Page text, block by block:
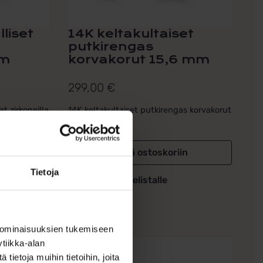
Tietoja
tukemiseen
alan
tietoja muihin tietoihin, joita
zirkoneilla
14K keltakultaiset
putkirengas
korvakorut 15,6 mm
299,00 €
14K keltakultaiset putkirengas korvakorut
Lisää ostoskoriin
Lisää toivelistalle